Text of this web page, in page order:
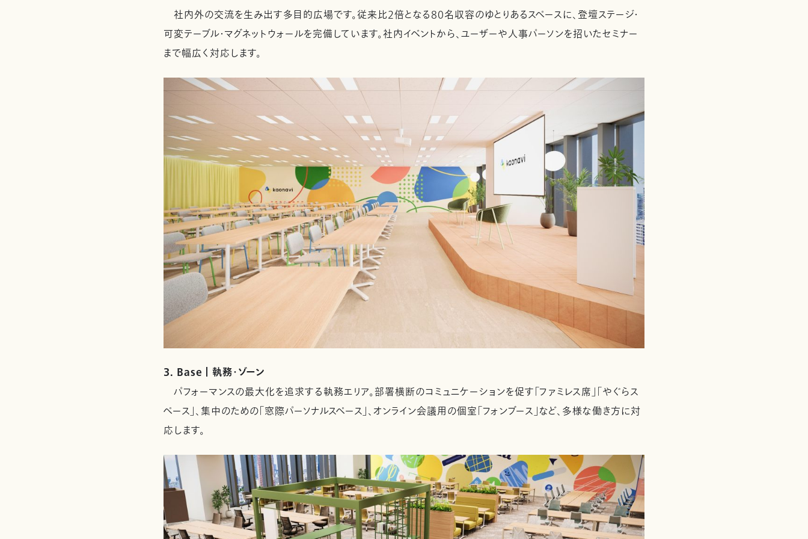
社内外の交流を生み出す多目的広場です。従来比2倍となる80名収容のゆとりあるスペースに、登壇ステージ・
可変テーブル・マグネットウォールを完備しています。社内イベントから、ユーザーや人事パーソンを招いたセミナー
まで幅広く対応します。
3. Base ｜ 執務・ゾーン
パフォーマンスの最大化を追求する執務エリア。部署横断のコミュニケーションを促す「ファミレス席」「やぐらス
ペース」、集中のための「窓際パーソナルスペース」、オンライン会議用の個室「フォンブース」など、多様な働き方に対
応します。